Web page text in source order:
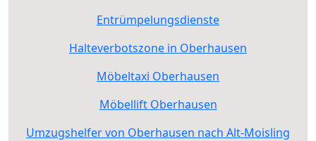
Entrümpelungsdienste
Halteverbotszone in Oberhausen
Möbeltaxi Oberhausen
Möbellift Oberhausen
Umzugshelfer von Oberhausen nach Alt-Moisling